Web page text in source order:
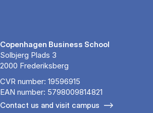
Copenhagen Business School
Solbjerg Plads 3
2000 Frederiksberg
CVR number: 19596915
EAN number: 5798009814821
Contact us and visit campus